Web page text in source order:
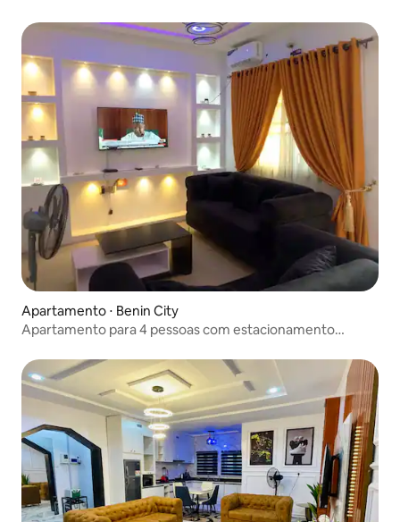
Apartamento ⋅ Benin City
Apartamento para 4 pessoas com estacionamento